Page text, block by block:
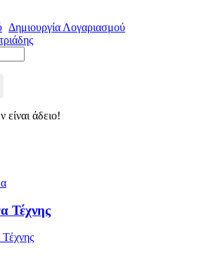
Δημιουργία Λογαριασμού
άδειο!
Τέχνης